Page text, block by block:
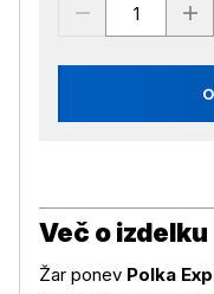
Več o izdelku
Žar ponev Polka